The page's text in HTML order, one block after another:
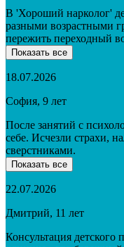
В 'Хороший нарколог'
разными возрастными
пережить переходный
Показать все
18.07.2026
София, 9 лет
После занятий с
себе. Исчезли страхи,
сверстниками.
Показать все
22.07.2026
Дмитрий, 11 лет
Консультация детского